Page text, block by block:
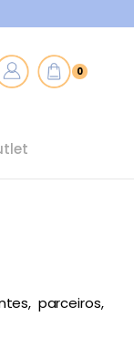
0
parceiros,